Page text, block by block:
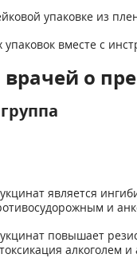
упаковке из
вместе с
о
является
и
повышает
алкоголем